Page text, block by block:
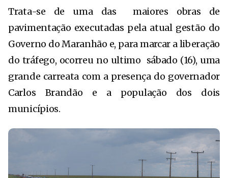
Trata-se de uma das maiores obras de
pavimentação executadas pela atual gestão do
Governo do Maranhão e, para marcar a liberação
do tráfego, ocorreu no ultimo sábado (16), uma
grande carreata com a presença do governador
Carlos Brandão e a população dos dois
municípios.